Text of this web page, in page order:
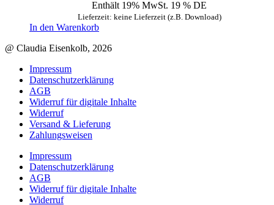
Enthält 19% MwSt. 19 % DE
Lieferzeit: keine Lieferzeit (z.B. Download)
In den Warenkorb
@ Claudia Eisenkolb, 2026
Impressum
Datenschutzerklärung
AGB
Widerruf für digitale Inhalte
Widerruf
Versand & Lieferung
Zahlungsweisen
Impressum
Datenschutzerklärung
AGB
Widerruf für digitale Inhalte
Widerruf